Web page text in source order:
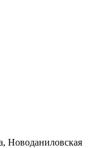
Новоданиловская